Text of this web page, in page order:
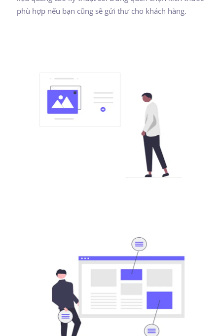
phù hợp nếu bạn cũng sẽ gửi thư cho khách hàng.